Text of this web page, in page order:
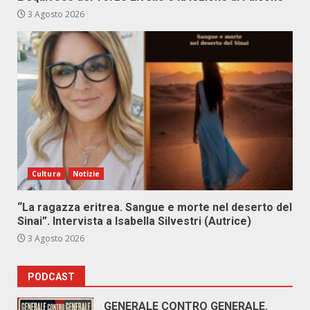
3 Agosto 2026
Cultura Notizie
“La ragazza eritrea. Sangue e morte nel deserto del
Sinai”. Intervista a Isabella Silvestri (Autrice)
3 Agosto 2026
PODCAST
GENERALE CONTRO GENERALE.